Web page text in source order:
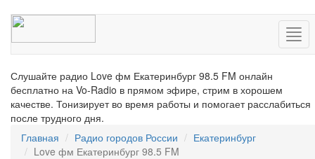
Слушайте радио Love фм Екатеринбург 98.5 FM онлайн
бесплатно на Vo-Radio в прямом эфире, стрим в хорошем
качестве. Тонизирует во время работы и помогает расслабиться
после трудного дня.
Главная
Радио городов России
Екатеринбург
Love фм Екатеринбург 98.5 FM